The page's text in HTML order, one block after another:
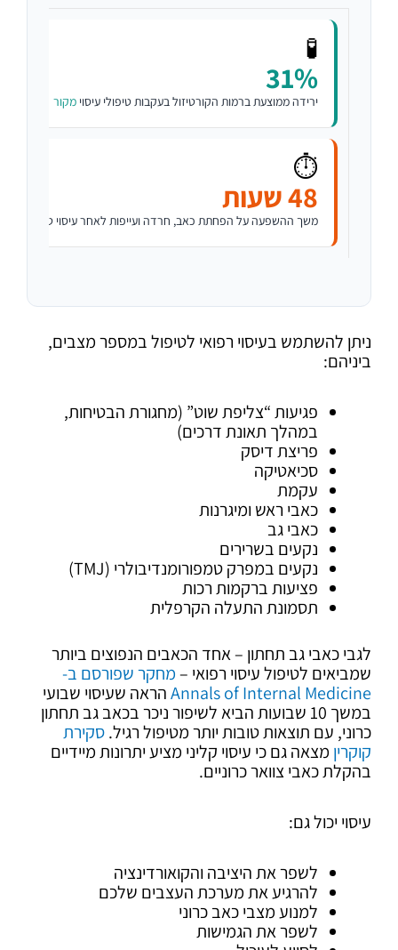
🧪
31%
ירידה ממוצעת ברמות הקורטיזול בעקבות טיפולי עיסוי מקור
⏱
48 שעות
משך ההשפעה על הפחתת כאב, חרדה ועייפות לאחר עיסוי טיפולי במחקר על
ניתן להשתמש בעיסוי רפואי לטיפול במספר מצבים,
ביניהם:
פגיעות “צליפת שוט” (מחגורת הבטיחות,
במהלך תאונת דרכים)
פריצת דיסק
סכיאטיקה
עקמת
כאבי ראש ומיגרנות
כאבי גב
נקעים בשרירים
נקעים במפרק טמפורומנדיבולרי (TMJ)
פציעות ברקמות רכות
תסמונת התעלה הקרפלית
לגבי כאבי גב תחתון – אחד הכאבים הנפוצים ביותר
שמביאים לטיפול עיסוי רפואי –מחקר שפורסם ב-
Annals of Internal Medicineהראה שעיסוי שבועי
במשך 10 שבועות הביא לשיפור ניכר בכאב גב תחתון
כרוני, עם תוצאות טובות יותר מטיפול רגיל.סקירת
קוקרין מצאה גם כי עיסוי קליני מציע יתרונות מיידיים
בהקלת כאבי צוואר כרוניים.
עיסוי יכול גם:
לשפר את היציבה והקואורדינציה
להרגיע את מערכת העצבים שלכם
למנוע מצבי כאב כרוני
לשפר את הגמישות